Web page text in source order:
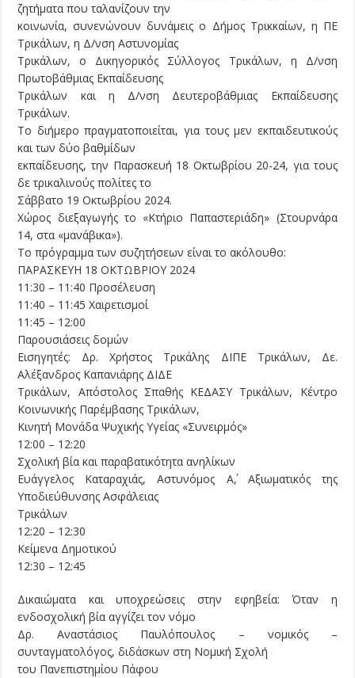
ζητήματα που ταλανίζουν την
κοινωνία, συνενώνουν δυνάμεις ο Δήμος Τρικκαίων, η ΠΕ
Τρικάλων, η Δ/νση Αστυνομίας
Τρικάλων, ο Δικηγορικός Σύλλογος Τρικάλων, η Δ/νση
Πρωτοβάθμιας Εκπαίδευσης
Τρικάλων και η Δ/νση Δευτεροβάθμιας Εκπαίδευσης
Τρικάλων.
Το διήμερο πραγματοποιείται, για τους μεν εκπαιδευτικούς
και των δύο βαθμίδων
εκπαίδευσης, την Παρασκευή 18 Οκτωβρίου 20-24, για τους
δε τρικαλινούς πολίτες το
Σάββατο 19 Οκτωβρίου 2024.
Χώρος διεξαγωγής το «Κτήριο Παπαστεριάδη» (Στουρνάρα
14, στα «μανάβικα»).
Το πρόγραμμα των συζητήσεων είναι το ακόλουθο:
ΠΑΡΑΣΚΕΥΗ 18 ΟΚΤΩΒΡΙΟΥ 2024
11:30 – 11:40 Προσέλευση
11:40 – 11:45 Χαιρετισμοί
11:45 – 12:00
Παρουσιάσεις δομών
Εισηγητές: Δρ. Χρήστος Τρικάλης ΔΙΠΕ Τρικάλων, Δε.
Αλέξανδρος Καπανιάρης ΔΙΔΕ
Τρικάλων, Απόστολος Σπαθής ΚΕΔΑΣΥ Τρικάλων, Κέντρο
Κοινωνικής Παρέμβασης Τρικάλων,
Κινητή Μονάδα Ψυχικής Υγείας «Συνειρμός»
12:00 – 12:20
Σχολική βία και παραβατικότητα ανηλίκων
Ευάγγελος Καταραχιάς, Αστυνόμος Α΄, Αξιωματικός της
Υποδιεύθυνσης Ασφάλειας
Τρικάλων
12:20 – 12:30
Κείμενα Δημοτικού
12:30 – 12:45
Δικαιώματα και υποχρεώσεις στην εφηβεία: Όταν η
ενδοσχολική βία αγγίζει τον νόμο
Δρ. Αναστάσιος Παυλόπουλος – νομικός –
συνταγματολόγος, διδάσκων στη Νομική Σχολή
του Πανεπιστημίου Πάφου